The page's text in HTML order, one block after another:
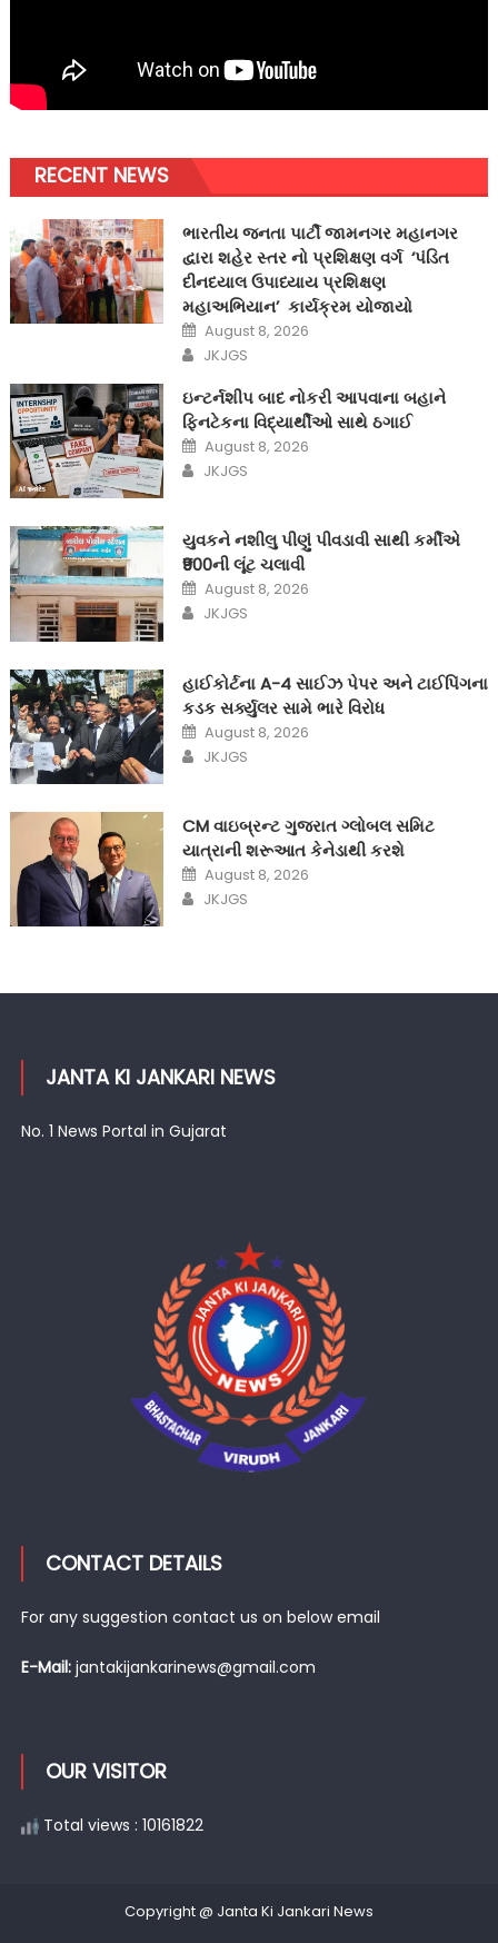
RECENT NEWS
ભારતીય જનતા પાર્ટી જામનગર મહાનગર
દ્વારા શહેર સ્તર નો પ્રશિક્ષણ વર્ગ ‘પંડિત
દીનદયાલ ઉપાધ્યાય પ્રશિક્ષણ
મહાઅભિયાન’ કાર્યક્રમ યોજાયો
Posted
on
August 8, 2026
Author
JKJGS
ઇન્ટર્નશીપ બાદ નોકરી આપવાના બહાને
ફિનટેકના વિદ્યાર્થીઓ સાથે ઠગાઈ
Posted
on
August 8, 2026
Author
JKJGS
યુવકને નશીલુ પીણું પીવડાવી સાથી કર્મીએ
₹900ની લૂંટ ચલાવી
Posted
on
August 8, 2026
Author
JKJGS
હાઈકોર્ટના A-4 સાઈઝ પેપર અને ટાઈપિંગના
કડક સર્ક્યુલર સામે ભારે વિરોધ
Posted
on
August 8, 2026
Author
JKJGS
CM વાઇબ્રન્ટ ગુજરાત ગ્લોબલ સમિટ
યાત્રાની શરૂઆત કેનેડાથી કરશે
Posted
on
August 8, 2026
Author
JKJGS
JANTA KI JANKARI NEWS
No. 1 News Portal in Gujarat
CONTACT DETAILS
For any suggestion contact us on below email
E-Mail: jantakijankarinews@gmail.com
OUR VISITOR
Total views : 10161822
Copyright @ Janta Ki Jankari News